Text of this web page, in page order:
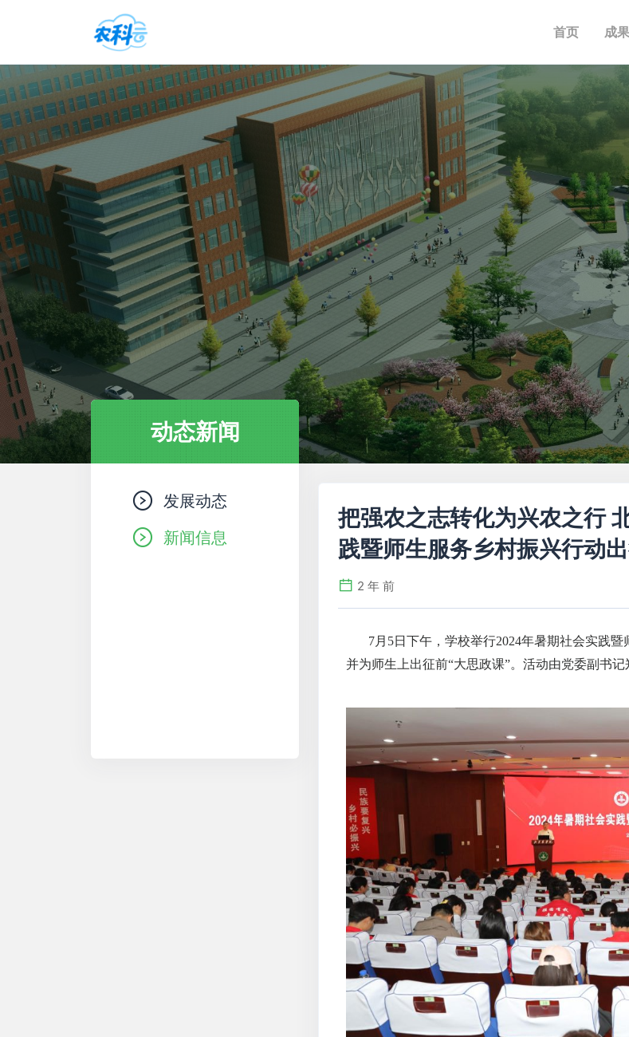
首页 成
动态新闻
发展动态
新闻信息
把强农之志转化为兴农之行
践暨师生服务乡村振兴行动
2 年 前
7月5日下午，学校举行2024年暑期社会实践暨
并为师生上出征前“大思政课”。活动由党委副书记